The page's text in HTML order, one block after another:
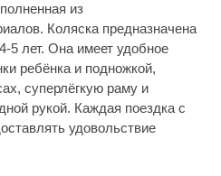
из
Коляска предназначена
5 лет. Она имеет удобное
ребёнка и подножкой,
суперлёгкую раму и
рукой. Каждая поездка с
удовольствие